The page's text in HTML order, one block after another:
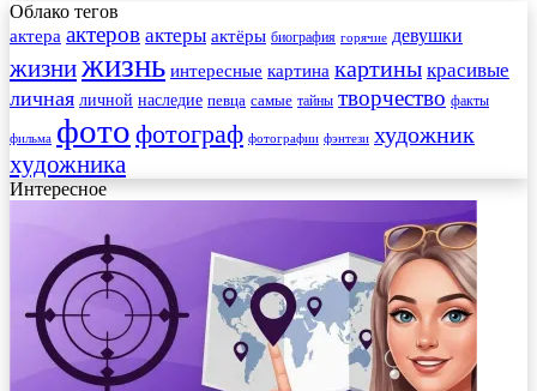
Облако тегов
актера актеров актеры актёры биография горячие девушки
жизнижизнь интересные картина картины красивые
личная личной наследие певца самые тайны творчество факты
фильма фото фотограф фотографии фэнтези художник
художника
Интересное